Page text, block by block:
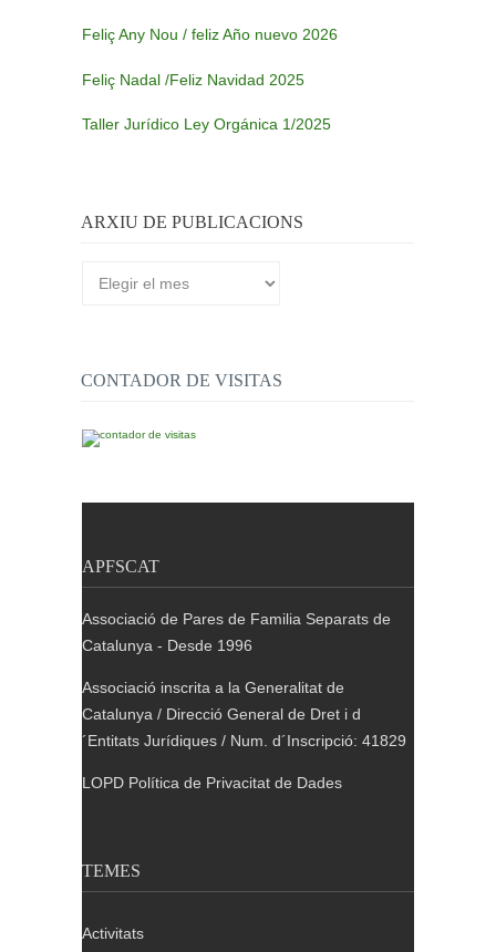
Feliç Any Nou / feliz Año nuevo 2026
Feliç Nadal /Feliz Navidad 2025
Taller Jurídico Ley Orgánica 1/2025
ARXIU DE PUBLICACIONS
CONTADOR DE VISITAS
APFSCAT
Associació de Pares de Familia Separats de
Catalunya - Desde 1996
Associació inscrita a la Generalitat de
Catalunya / Direcció General de Dret i d
´Entitats Jurídiques / Num. d´Inscripció: 41829
LOPD Política de Privacitat de Dades
TEMES
Activitats